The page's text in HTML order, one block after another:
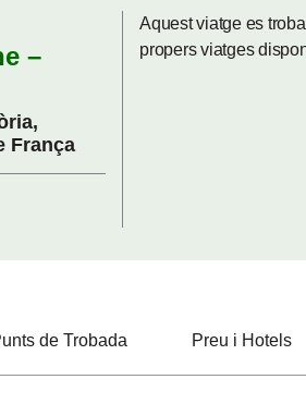
–
França
Aquest viatge es
propers viatges
de Trobada Preu i Hotels